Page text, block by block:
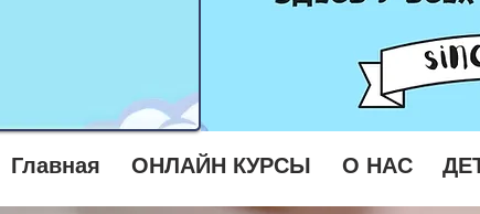
Главная ОНЛАЙН КУРСЫ О НАС